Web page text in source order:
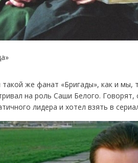
такой же фанат «Бригады», как и мы,
на роль Саши Белого. Говорят,
лидера и хотел взять в